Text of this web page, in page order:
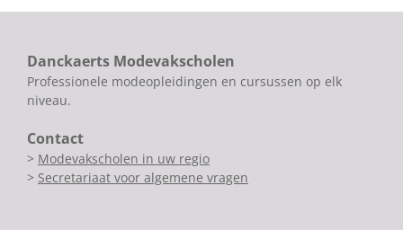
Danckaerts Modevakscholen
Professionele modeopleidingen en cursussen op elk
niveau.
Contact
> Modevakscholen in uw regio
> Secretariaat voor algemene vragen